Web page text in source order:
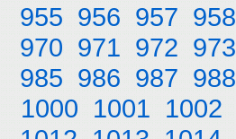
955 956 957 958
970 971 972 973
985 986 987 988
1000 1001 1002